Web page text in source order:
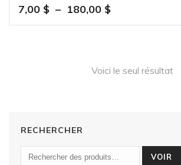
7,00 $ – 180,00 $Plage
de
180,00 $
Voici le seul résultat
RECHERCHER
VOIR